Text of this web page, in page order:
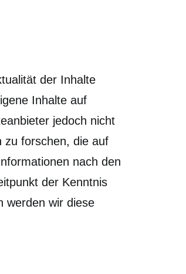
der Inhalte
Inhalte auf
jedoch nicht
zu forschen, die auf
nach den
der Kenntnis
werden wir diese